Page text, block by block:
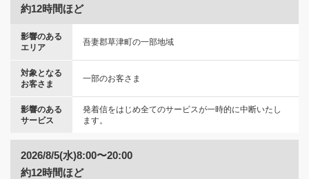
約12時間ほど
影響のある
エリア
吾妻郡草津町の一部地域
対象となる
お客さま
一部のお客さま
影響のある
サービス
発着信をはじめ全てのサービスが一時的に中断いたし
ます。
2026/8/5(水)8:00〜20:00
約12時間ほど